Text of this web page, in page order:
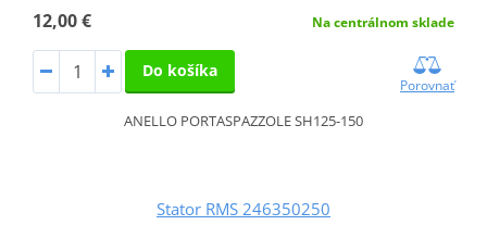
12,00 € Na centrálnom sklade
Do košíka
Porovnať
ANELLO PORTASPAZZOLE SH125-150
Stator RMS 246350250